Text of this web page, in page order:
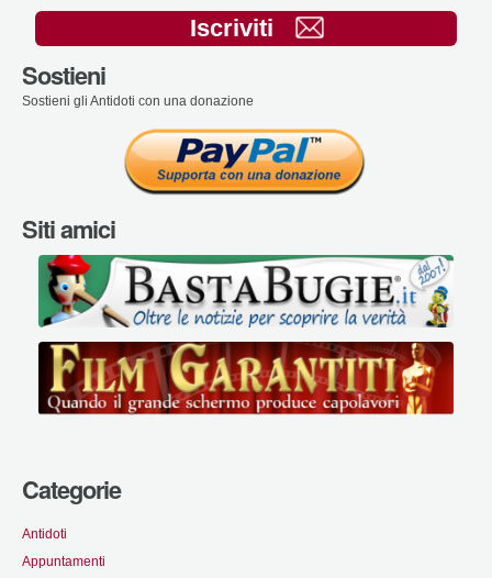
Iscriviti
Sostieni
Sostieni gli Antidoti con una donazione
Siti amici
Categorie
Antidoti
Appuntamenti